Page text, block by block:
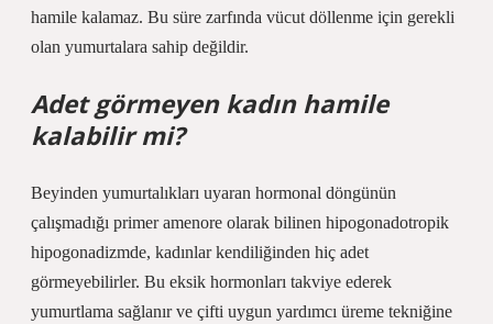
hamile kalamaz. Bu süre zarfında vücut döllenme için gerekli
olan yumurtalara sahip değildir.
Adet görmeyen kadın hamile
kalabilir mi?
Beyinden yumurtalıkları uyaran hormonal döngünün
çalışmadığı primer amenore olarak bilinen hipogonadotropik
hipogonadizmde, kadınlar kendiliğinden hiç adet
görmeyebilirler. Bu eksik hormonları takviye ederek
yumurtlama sağlanır ve çifti uygun yardımcı üreme tekniğine